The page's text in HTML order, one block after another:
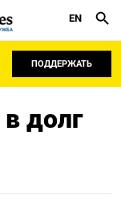
EN
ПОДДЕРЖАТЬ
долг